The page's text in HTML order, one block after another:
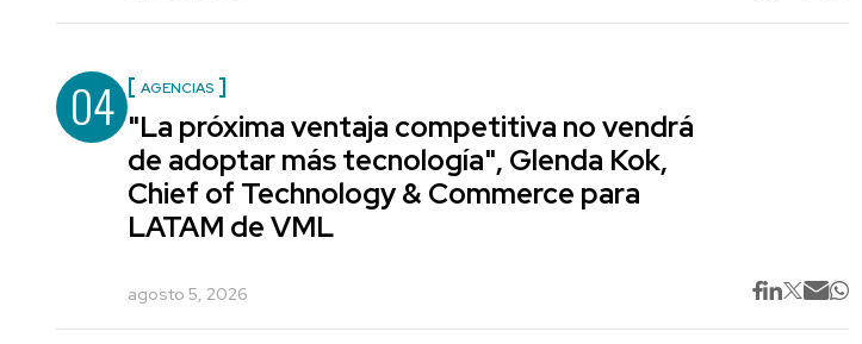
04 AGENCIAS
"La próxima ventaja competitiva no vendrá
de adoptar más tecnología", Glenda Kok,
Chief of Technology & Commerce para
LATAM de VML
agosto 5, 2026